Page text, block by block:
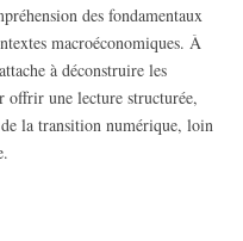
des fondamentaux
macroéconomiques. À
à déconstruire les
offrir une lecture structurée,
la transition numérique, loin